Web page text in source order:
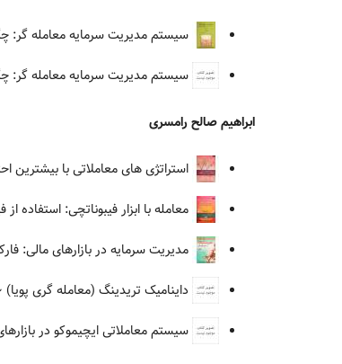
سیستم مدیریت سرمایه معامله گر:
سیستم مدیریت سرمایه معامله گر:
ابراهیم صالح رامسری
استراتژی های معاملاتی با بیشترین
معامله با ابزار فیبوناتچی: استفاده
مدیریت سرمایه در بازارهای مالی:
داینامیک تریدینگ (معامله گری پویا)
سیستم معاملاتی ایچیموکو در